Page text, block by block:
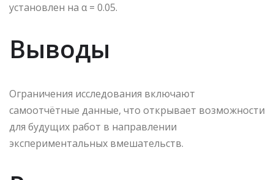
установлен на α = 0.05.
Выводы
Ограничения исследования включают
самоотчётные данные, что открывает возможности
для будущих работ в направлении
экспериментальных вмешательств.